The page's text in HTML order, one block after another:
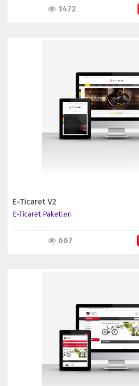
1472
İNCELE
SATIN AL
E-Ticaret V2
E-Ticaret Paketleri
667
İNCELE
SATIN AL